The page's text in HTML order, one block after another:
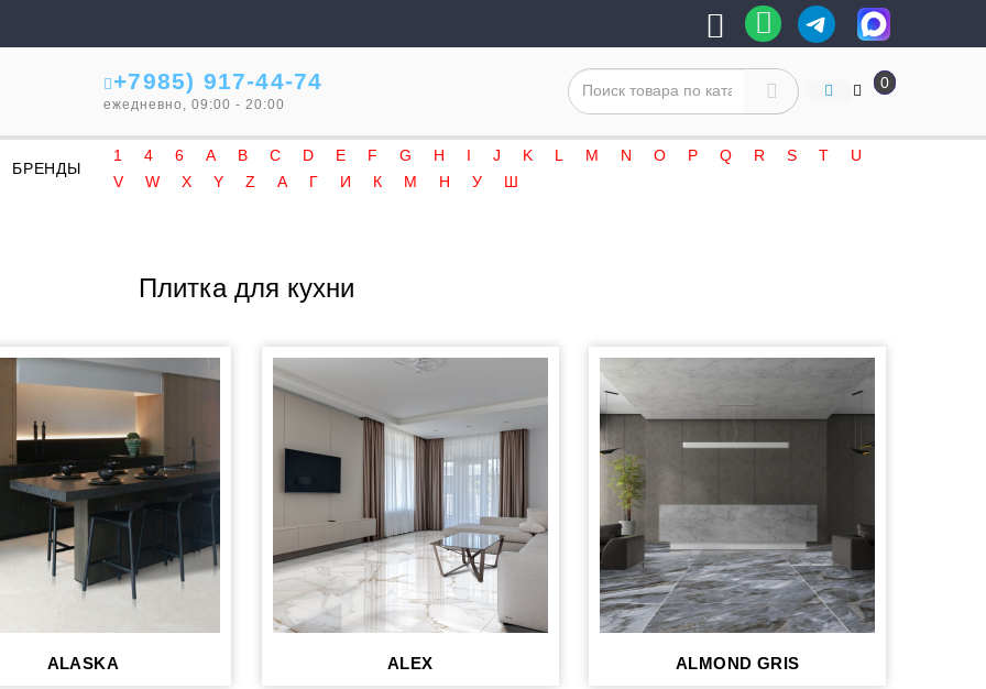
+7985) 917-44-74
ежедневно, 09:00 - 20:00
0
БРЕНДЫ
1 4 6 A B C D E F G H I J K L M N O P Q R S T
U
V
W X Y Z А Г И К М Н У Ш
Плитка для кухни
ALASKA ALEX ALMOND GRIS